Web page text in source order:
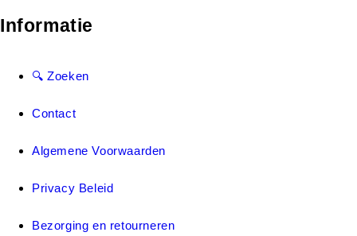
Informatie
🔍 Zoeken
Contact
Algemene Voorwaarden
Privacy Beleid
Bezorging en retourneren